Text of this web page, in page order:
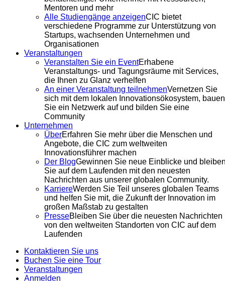
Mentoren und mehr
Alle Studiengänge anzeigenCIC bietet
verschiedene Programme zur Unterstützung von
Startups, wachsenden Unternehmen und
Organisationen
Veranstaltungen
Veranstalten Sie ein EventErhabene
Veranstaltungs- und Tagungsräume mit Services,
die Ihnen zu Glanz verhelfen
An einer Veranstaltung teilnehmenVernetzen Sie
sich mit dem lokalen Innovationsökosystem, bauen
Sie ein Netzwerk auf und bilden Sie eine
Community
Unternehmen
ÜberErfahren Sie mehr über die Menschen und
Angebote, die CIC zum weltweiten
Innovationsführer machen
Der BlogGewinnen Sie neue Einblicke und
Sie auf dem Laufenden mit den neuesten
Nachrichten aus unserer globalen Community.
KarriereWerden Sie Teil unseres globalen Teams
und helfen Sie mit, die Zukunft der Innovation im
großen Maßstab zu gestalten
PresseBleiben Sie über die neuesten Nachrichten
von den weltweiten Standorten von CIC auf dem
Laufenden
Kontaktieren Sie uns
Buchen Sie eine Tour
Veranstaltungen
Anmelden